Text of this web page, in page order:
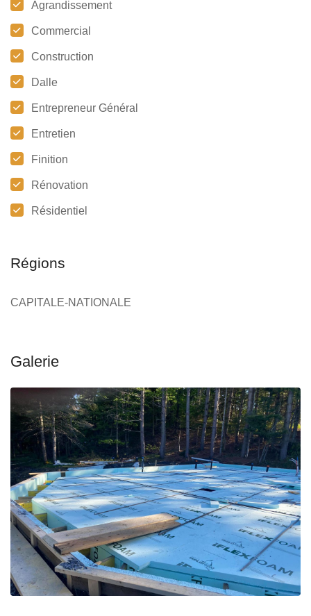
Agrandissement
Commercial
Construction
Dalle
Entrepreneur Général
Entretien
Finition
Rénovation
Résidentiel
Régions
CAPITALE-NATIONALE